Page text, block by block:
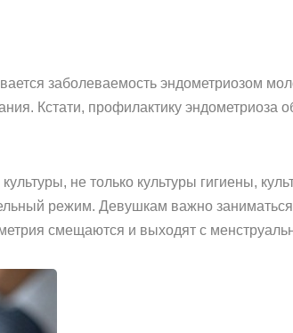
заболеваемость эндометриозом
Кстати, профилактику эндометриоза
не только культуры гигиены,
режим. Девушкам важно
смещаются и выходят с